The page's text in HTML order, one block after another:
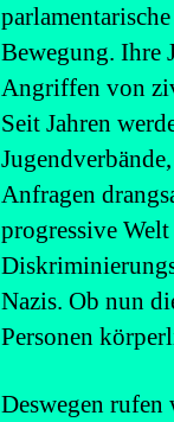
Bewegung. Ihre
Angriffen von
Seit Jahren
Anfragen
progressive
Nazis. Ob nun
Personen
Deswegen